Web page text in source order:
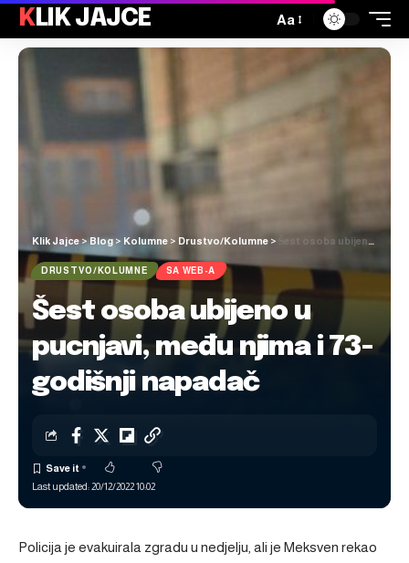
KLIK JAJCE Aa
Klik Jajce>Blog> Kolumne > Drustvo/Kolumne > Šest osoba ubijeno u pucnjavi, među njima i 73-godišnji napadač
DRUSTVO/KOLUMNE SA WEB-A
Šest osoba ubijeno u
pucnjavi, među njima i 73-
godišnji napadač
Last updated: 20/12/2022 10:02
Policija je evakuirala zgradu u nedjelju, ali je Meksven rekao